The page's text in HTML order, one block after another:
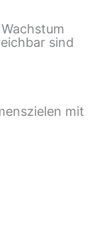
sind
mit